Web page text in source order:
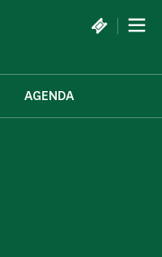
|
AGENDA